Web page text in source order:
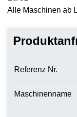
Alle Maschinen ab
Referenz Nr.
Maschinenname